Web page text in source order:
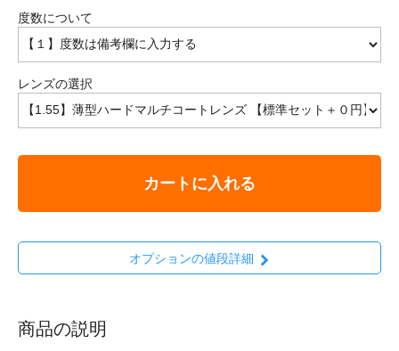
度数について
レンズの選択
カートに入れる
オプションの値段詳細
商品の説明